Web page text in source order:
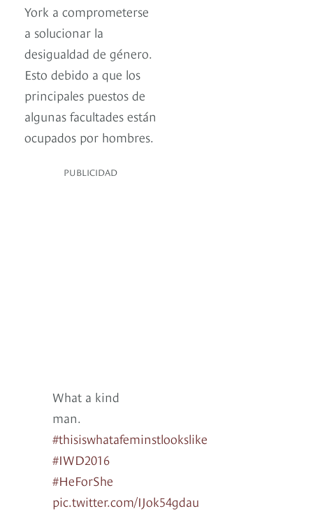
York a comprometerse
a solucionar la
desigualdad de género.
Esto debido a que los
principales puestos de
algunas facultades están
ocupados por hombres.
PUBLICIDAD
What a kind
man.
#thisiswhatafeminstlookslike
#IWD2016
#HeForShe
pic.twitter.com/IJok54gdau